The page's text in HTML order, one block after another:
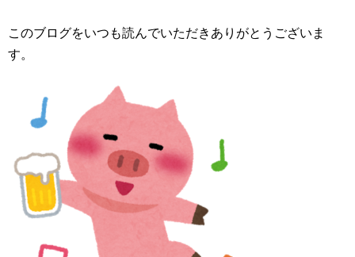
このブログをいつも読んでいただきありがとうございま
す。